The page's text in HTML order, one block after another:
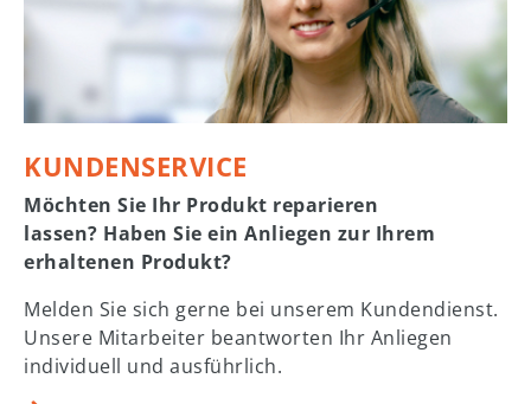
KUNDENSERVICE
Möchten Sie Ihr Produkt reparieren
lassen? Haben Sie ein Anliegen zur Ihrem
erhaltenen Produkt?
Melden Sie sich gerne bei unserem Kundendienst.
Unsere Mitarbeiter beantworten Ihr Anliegen
individuell und ausführlich.